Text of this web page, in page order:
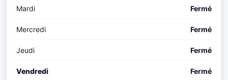
Mardi Fermé
Mercredi Fermé
Jeudi Fermé
Vendredi Fermé